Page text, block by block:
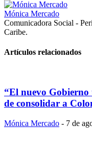
Mónica Mercado
Comunicadora Social -
Caribe.
Artículos relacionados
“El nuevo
de consolidar a
Mónica Mercado - 7 de